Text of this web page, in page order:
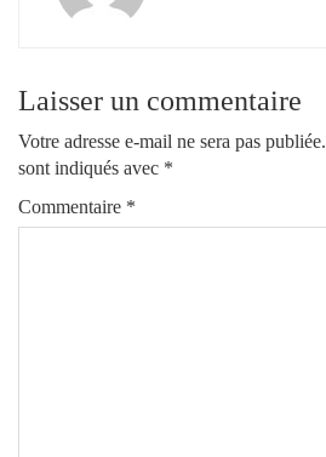
Laisser un commentaire
Votre adresse e-mail ne sera pas publiée.
sont indiqués avec *
Commentaire *